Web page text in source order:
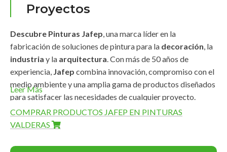
Proyectos
Descubre Pinturas Jafep, una marca líder en la
fabricación de soluciones de pintura para la decoración, la
industria y la arquitectura. Con más de 50 años de
experiencia, Jafep combina innovación, compromiso con el
medio ambiente y una amplia gama de productos diseñados
para satisfacer las necesidades de cualquier proyecto.
Amplia Gama de Productos
Pinturas Jafepofrece una línea completa de productos de
Leer Más
COMPRAR PRODUCTOS JAFEP EN PINTURAS
VALDERAS